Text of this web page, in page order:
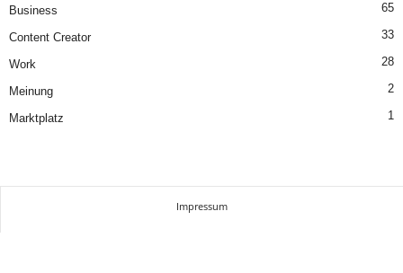
Business 65
Content Creator 33
Work 28
Meinung 2
Marktplatz 1
Impressum